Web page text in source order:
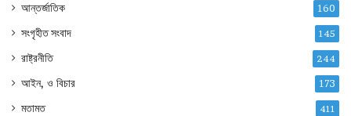
আন্তর্জাতিক 160
সংগৃহীত সংবাদ 145
রাষ্ট্রনীতি 244
আইন, ও বিচার 173
মতামত 411